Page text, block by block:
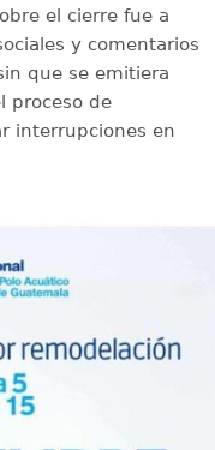
el cierre fue a
y comentarios
que se emitiera
proceso de
interrupciones en